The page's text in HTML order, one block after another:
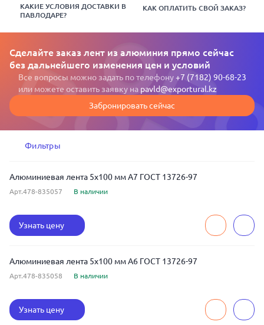
КАКИЕ УСЛОВИЯ ДОСТАВКИ В
ПАВЛОДАРЕ?
КАК ОПЛАТИТЬ СВОЙ ЗАКАЗ?
Сделайте заказ лент из алюминия прямо сейчас
без дальнейшего изменения цен и условий
Все вопросы можно задать по телефону+7 (7182) 90-68-23
или можете оставить заявку на pavld@exportural.kz
Забронировать сейчас
Фильтры
Алюминиевая лента 5x100 мм А7 ГОСТ 13726-97
Арт.478-835057 В наличии
Узнать цену
Алюминиевая лента 5x100 мм А6 ГОСТ 13726-97
Арт.478-835058 В наличии
Узнать цену